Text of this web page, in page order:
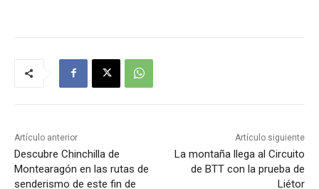
Artículo anterior
Descubre Chinchilla de
Montearagón en las rutas de
senderismo de este fin de
Artículo siguiente
La montaña llega al Circuito
de BTT con la prueba de
Liétor